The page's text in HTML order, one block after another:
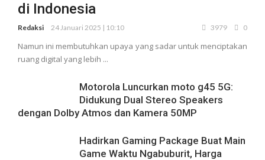
di Indonesia
Redaksi 24 Januari 2025 | 10:10 3979 0
Namun ini membutuhkan upaya yang sadar untuk menciptakan
ruang digital yang lebih ...
Motorola Luncurkan moto g45 5G:
Didukung Dual Stereo Speakers
dengan Dolby Atmos dan Kamera 50MP
Hadirkan Gaming Package Buat Main
Game Waktu Ngabuburit, Harga